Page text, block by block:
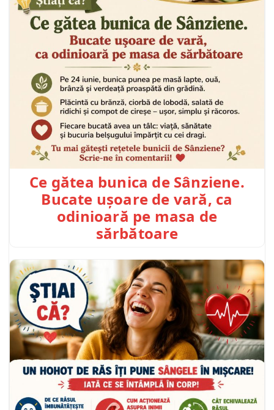
Ce gătea bunica de Sânziene.
Bucate ușoare de vară, ca
odinioară pe masa de
sărbătoare